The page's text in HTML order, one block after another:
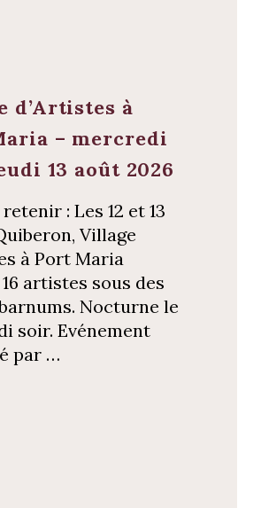
d’Artistes à
– mercredi
13 août 2026
: Les 12 et 13
Village
à Port Maria
artistes sous des
Nocturne le
soir. Evénement
par …